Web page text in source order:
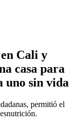
Cali y
casa para
uno sin vida
permitió el